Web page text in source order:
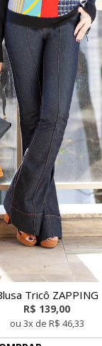
Tricô ZAPPING
R$ 139,00
ou 3x de R$ 46,33